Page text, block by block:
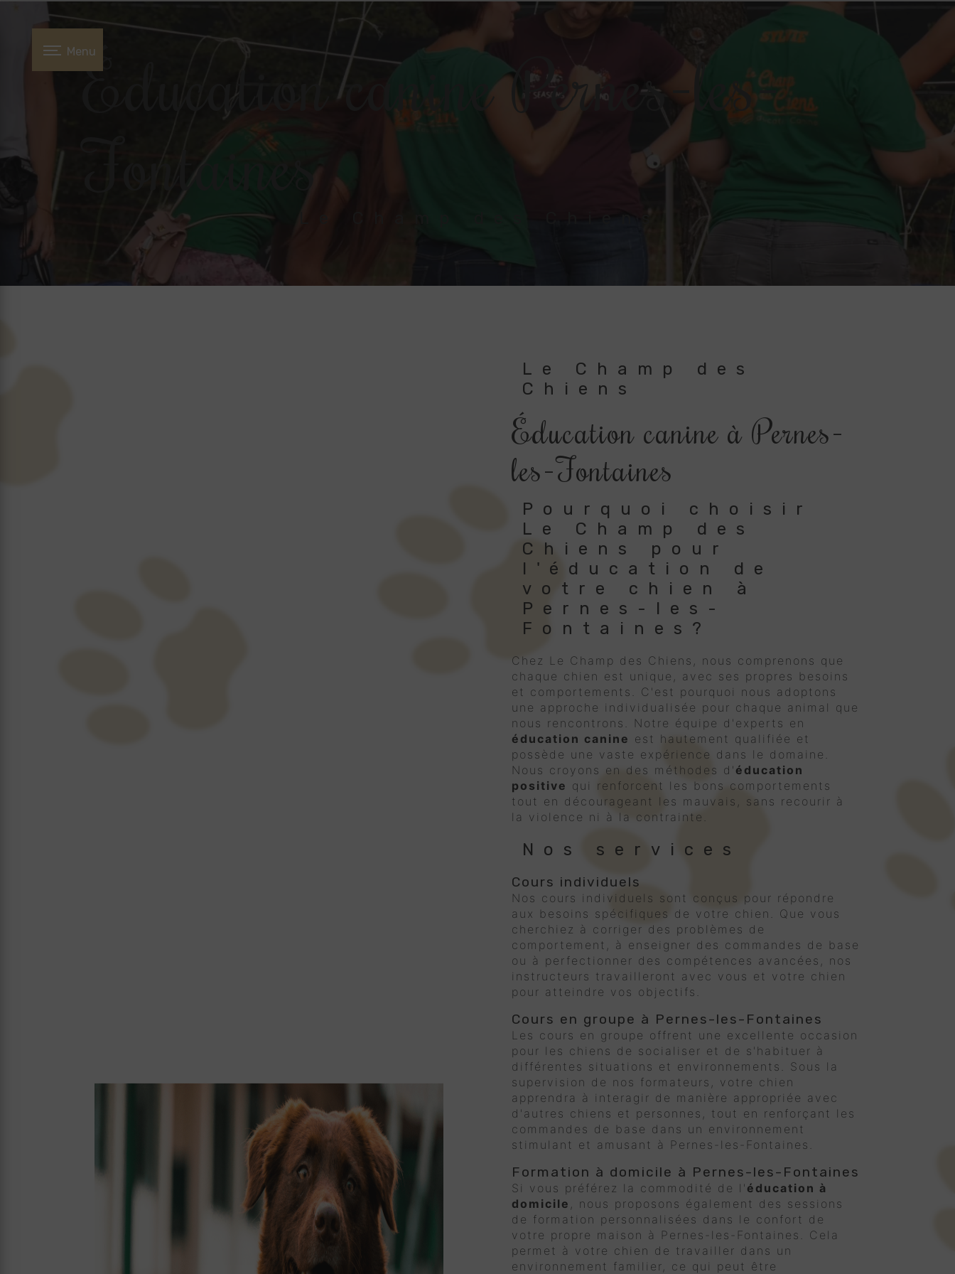
MenuÉducation canine Pernes-les-
Fontaines
Le Champ des
Chiens
Éducation canine à Pernes-
les-Fontaines
Pourquoi choisir
Le Champ des
Chiens pour
l'éducation de
votre chien à
Pernes-les-
Fontaines?
Chez Le Champ des Chiens, nous comprenons que
chaque chien est unique, avec ses propres besoins
et comportements. C'est pourquoi nous adoptons
une approche individualisée pour chaque animal que
nous rencontrons. Notre équipe d'experts en
éducation canine est hautement qualifiée et
possède une vaste expérience dans le domaine.
Nous croyons en des méthodes d' éducation
positive qui renforcent les bons comportements
tout en décourageant les mauvais, sans recourir à
la violence ni à la contrainte.
Nos services
Cours individuels
Nos cours individuels sont conçus pour répondre
aux besoins spécifiques de votre chien. Que vous
cherchiez à corriger des problèmes de
comportement, à enseigner des commandes de base
ou à perfectionner des compétences avancées, nos
instructeurs travailleront avec vous et votre chien
pour atteindre vos objectifs.
Cours en groupe à Pernes-les-Fontaines
Les cours en groupe offrent une excellente occasion
pour les chiens de socialiser et de s'habituer à
différentes situations et environnements. Sous la
supervision de nos formateurs, votre chien
apprendra à interagir de manière appropriée avec
d'autres chiens et personnes, tout en renforçant les
commandes de base dans un environnement
stimulant et amusant à Pernes-les-Fontaines.
Formation à domicile à Pernes-les-Fontaines
Si vous préférez la commodité de l' éducation à
domicile , nous proposons également des sessions
de formation personnalisées dans le confort de
votre propre maison à Pernes-les-Fontaines. Cela
permet à votre chien de travailler dans un
environnement familier, ce qui peut être